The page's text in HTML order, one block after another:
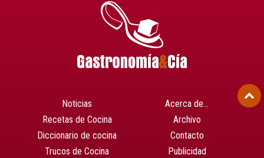
Noticias
Recetas de Cocina
Diccionario de cocina
Trucos de Cocina
Acerca de…
Archivo
Contacto
Publicidad